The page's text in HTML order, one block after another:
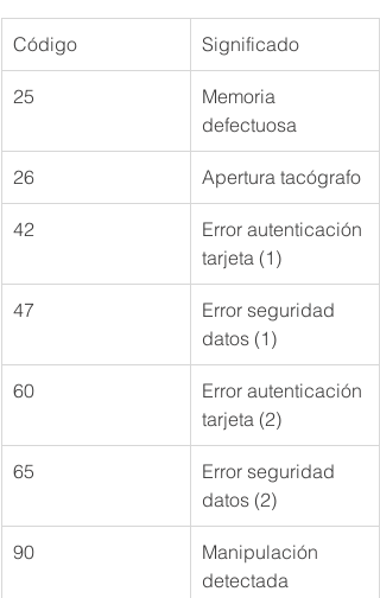
Código Significado
25
Memoria
defectuosa
26 Apertura tacógrafo
42
Error autenticación
tarjeta (1)
47
Error seguridad
datos (1)
60
Error autenticación
tarjeta (2)
65
Error seguridad
datos (2)
90
Manipulación
detectada